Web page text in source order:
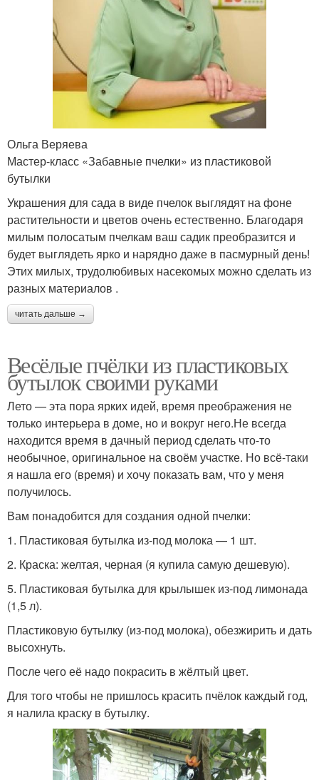
Ольга Веряева
Мастер-класс «Забавные пчелки» из пластиковой
бутылки
Украшения для сада в виде пчелок выглядят на фоне
растительности и цветов очень естественно. Благодаря
милым полосатым пчелкам ваш садик преобразится и
будет выглядеть ярко и нарядно даже в пасмурный день!
Этих милых, трудолюбивых насекомых можно сделать из
разных материалов .
читать дальше →
Весёлые пчёлки из пластиковых
бутылок своими руками
Лето — эта пора ярких идей, время преображения не
только интерьера в доме, но и вокруг него.Не всегда
находится время в дачный период сделать что-то
необычное, оригинальное на своём участке. Но всё-таки
я нашла его (время) и хочу показать вам, что у меня
получилось.
Вам понадобится для создания одной пчелки:
1. Пластиковая бутылка из-под молока — 1 шт.
2. Краска: желтая, черная (я купила самую дешевую).
5. Пластиковая бутылка для крылышек из-под лимонада
(1,5 л).
Пластиковую бутылку (из-под молока), обезжирить и дать
высохнуть.
После чего её надо покрасить в жёлтый цвет.
Для того чтобы не пришлось красить пчёлок каждый год,
я налила краску в бутылку.